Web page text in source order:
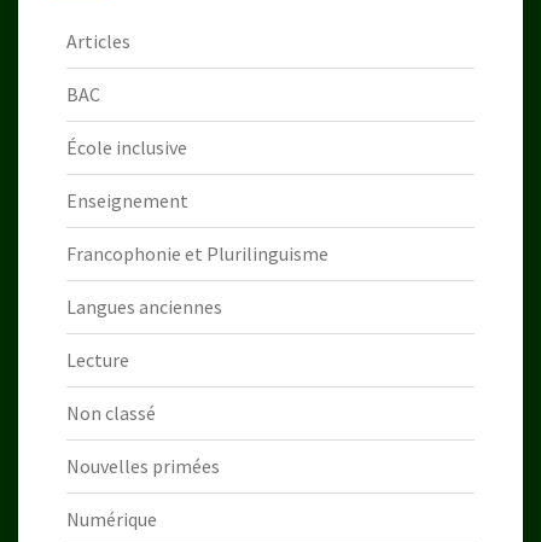
Articles
BAC
École inclusive
Enseignement
Francophonie et Plurilinguisme
Langues anciennes
Lecture
Non classé
Nouvelles primées
Numérique